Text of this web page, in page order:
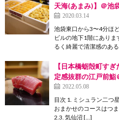
天海(あまみ)】＠池
2020.03.14
池袋東口から3〜4分ほ
ビルの地下1階にあり
るく綺麗で清潔感のあ
【日本橋蛎殻町す
定感抜群の江戸前鮨
2022.05.08
目次 1. ミシュラン二つ
おまかせのコースはつ
2.3. 気仙沼 […]